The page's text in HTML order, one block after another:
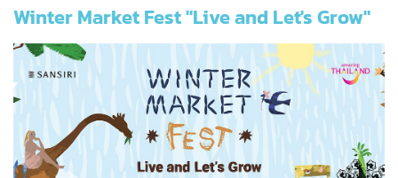
Winter Market Fest "Live and Let's Grow"